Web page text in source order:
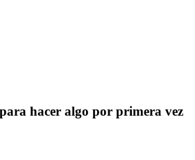
hacer algo por primera vez